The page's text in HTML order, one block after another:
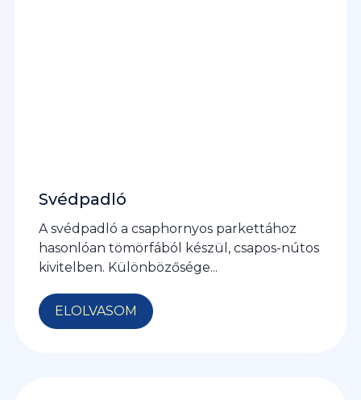
Svédpadló
A svédpadló a csaphornyos parkettához
hasonlóan tömörfából készül, csapos-nútos
kivitelben. Különbözősége...
ELOLVASOM